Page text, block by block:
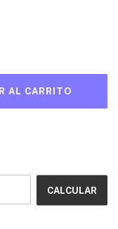
CALCULAR